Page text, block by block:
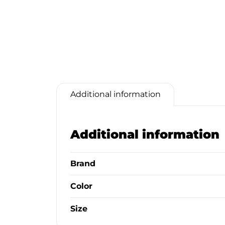
Additional information
Additional information
Brand
Color
Size